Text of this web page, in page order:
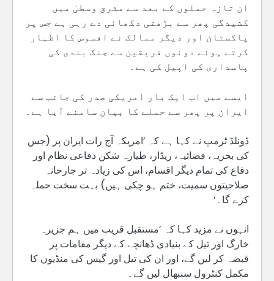
ان تازہ حملوں کے بعد سے مشرق وسطیٰ میں
کشیدگی پھر سے بڑھتی دکھائی دے رہی ہے جس پر
پاکستان اور دیگر ممالک نے افسوس کا اظہار
کرتے ہوئے دونوں فریقین سے جنگ بندی کی
پاسداری کی اپیل کی ہے۔
ایسے میں اب ایک بار امریکی صدر کی جانب سے
ایران پر پھر سے حملے کا بیان سامنے آیا ہے۔
ڈونلڈ ٹرمپ نے کہا ہے کہ ’امریکہ آج رات ایران پر (جس
کی بحریہ، فضائیہ، ریڈار، طیارہ شکن دفاعی نظام اور
دفاع کی تمام دیگر اقسام، اس کی زیادہ تر جارحانہ
صلاحیتوں سمیت، ختم ہو چکی ہیں) بہت سخت حملہ
کرے گا۔‘
انہوں نے مزید کہا کہ ’مستقبل قریب میں ہم جزیرہ
خارگ اور تیل کے بنیادی ڈھانچے کے دیگر مقامات پر
قبضہ کر لیں گے، اور ان کی تیل اور گیس کی منڈیوں کا
مکمل کنٹرول سنبھال لیں گے۔